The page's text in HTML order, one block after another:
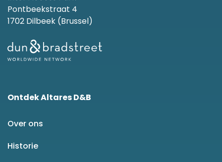
Pontbeekstraat 4
1702 Dilbeek (Brussel)
Ontdek Altares D&B
Over ons
Historie